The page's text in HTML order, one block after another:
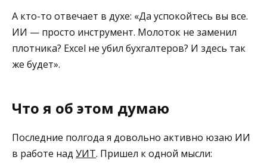
А кто-то отвечает в духе: «Да успокойтесь вы все.
ИИ — просто инструмент. Молоток не заменил
плотника? Excel не убил бухгалтеров? И здесь так
же будет».
Что я об этом думаю
Последние полгода я довольно активно юзаю ИИ
в работе над УИТ. Пришел к одной мысли: